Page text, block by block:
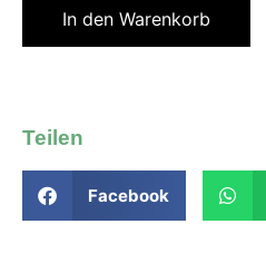
In den Warenkorb
Teilen
Facebook